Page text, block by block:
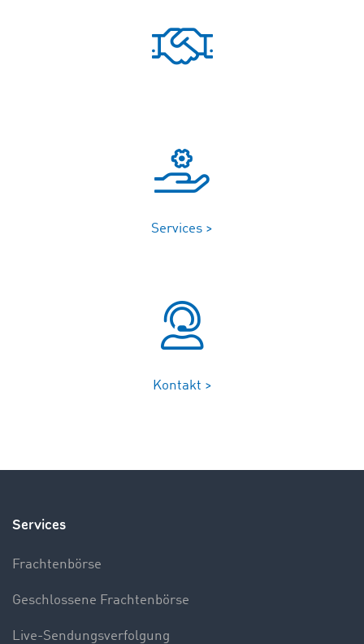
Services >
Kontakt >
Services
Frachtenbörse
Geschlossene Frachtenbörse
Live-Sendungsverfolgung